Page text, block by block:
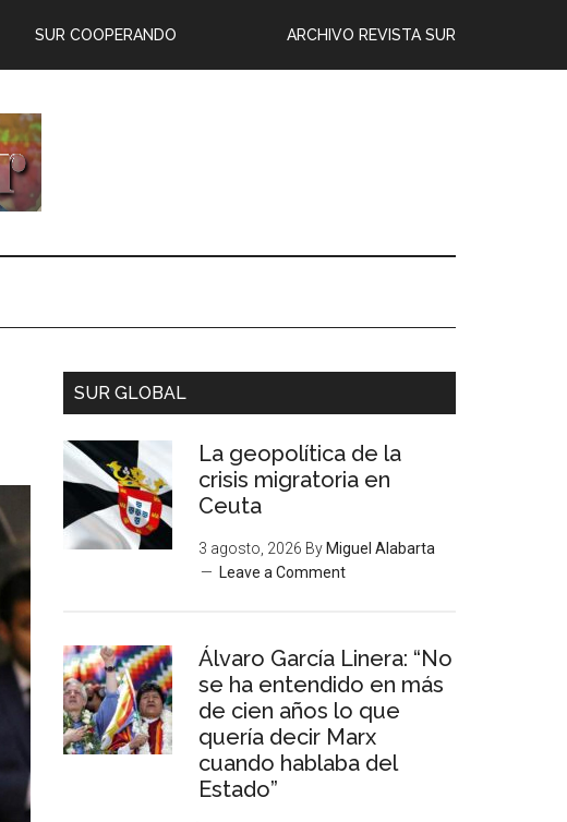
ARCHIVO REVISTA SUR
SUR COOPERANDO
SUR GLOBAL
La geopolítica de la
crisis migratoria en
Ceuta
3 agosto, 2026 By Miguel Alabarta
Leave a Comment
Álvaro García Linera: “No
se ha entendido en más
de cien años lo que
quería decir Marx
cuando hablaba del
Estado”